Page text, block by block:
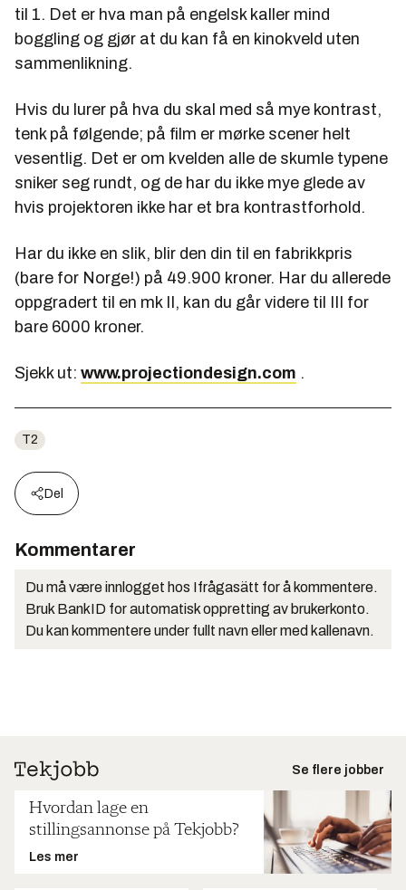
til 1. Det er hva man på engelsk kaller mind
boggling og gjør at du kan få en kinokveld uten
sammenlikning.
Hvis du lurer på hva du skal med så mye kontrast,
tenk på følgende; på film er mørke scener helt
vesentlig. Det er om kvelden alle de skumle typene
sniker seg rundt, og de har du ikke mye glede av
hvis projektoren ikke har et bra kontrastforhold.
Har du ikke en slik, blir den din til en fabrikkpris
(bare for Norge!) på 49.900 kroner. Har du allerede
oppgradert til en mk II, kan du går videre til III for
bare 6000 kroner.
Sjekk ut: www.projectiondesign.com .
T2
Del
Kommentarer
Du må være innlogget hos Ifrågasätt for å kommentere.
Bruk BankID for automatisk oppretting av brukerkonto.
Du kan kommentere under fullt navn eller med kallenavn.
Se flere jobber
Hvordan lage en
stillingsannonse på Tekjobb?
Les mer